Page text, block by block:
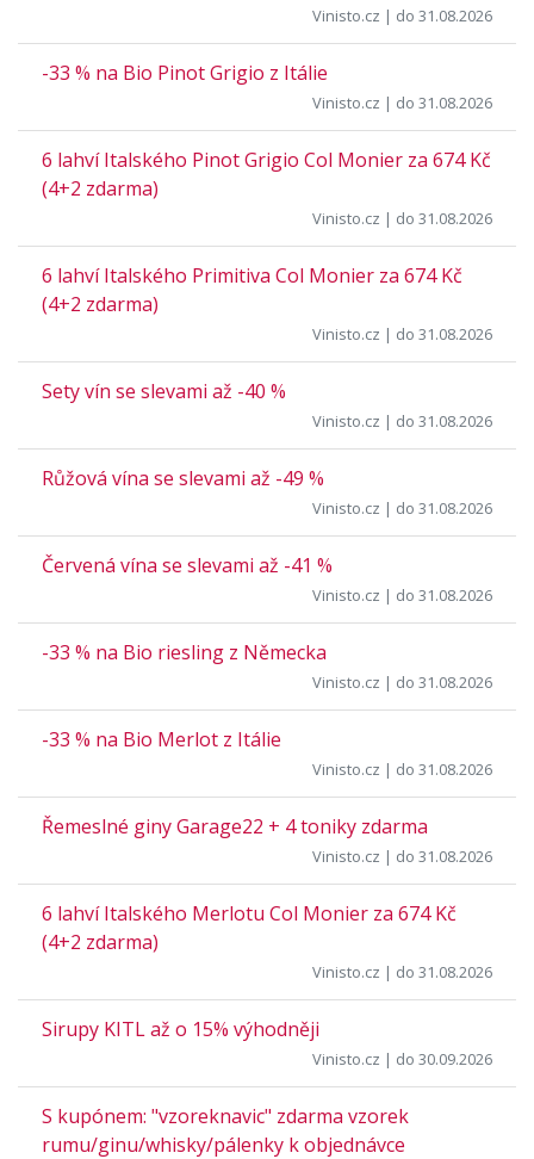
Vinisto.cz | do 31.08.2026
-33 % na Bio Pinot Grigio z Itálie
Vinisto.cz | do 31.08.2026
6 lahví Italského Pinot Grigio Col Monier za 674 Kč
(4+2 zdarma)
Vinisto.cz | do 31.08.2026
6 lahví Italského Primitiva Col Monier za 674 Kč
(4+2 zdarma)
Vinisto.cz | do 31.08.2026
Sety vín se slevami až -40 %
Vinisto.cz | do 31.08.2026
Růžová vína se slevami až -49 %
Vinisto.cz | do 31.08.2026
Červená vína se slevami až -41 %
Vinisto.cz | do 31.08.2026
-33 % na Bio riesling z Německa
Vinisto.cz | do 31.08.2026
-33 % na Bio Merlot z Itálie
Vinisto.cz | do 31.08.2026
Řemeslné giny Garage22 + 4 toniky zdarma
Vinisto.cz | do 31.08.2026
6 lahví Italského Merlotu Col Monier za 674 Kč
(4+2 zdarma)
Vinisto.cz | do 31.08.2026
Sirupy KITL až o 15% výhodněji
Vinisto.cz | do 30.09.2026
S kupónem: "vzoreknavic" zdarma vzorek
rumu/ginu/whisky/pálenky k objednávce